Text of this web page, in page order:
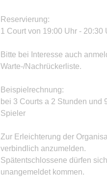
Reservierung:
1 Court von 19:00 Uhr -
Bitte bei Interesse auch
Warte-/Nachrückerliste.
Beispielrechnung:
bei 3 Courts a 2 Stunden und
Spieler
Zur Erleichterung der
verbindlich anzumelden.
Spätentschlossene dürfen
unangemeldet kommen.